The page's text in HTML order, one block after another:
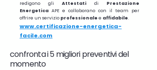
redigono gli Attestati di Prestazione
Energetica APE e collaborano con il team per
offrire un servizio professionale e affidabile.
www.certificazione-energetica-
facile.com
confronta i 5 migliori preventivi del
momento